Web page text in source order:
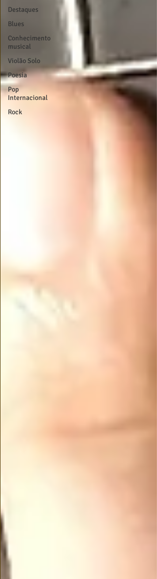
Destaques
Blues
Conhecimento
musical
Violão Solo
Poesia
Pop
Internacional
Rock